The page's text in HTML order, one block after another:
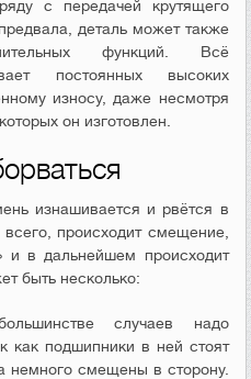
с передачей крутящего
деталь может также
функций. Всё
постоянных высоких
износу, даже несмотря
он изготовлен.
изнашивается и рвётся в
происходит смещение,
и в дальнейшем происходит
быть несколько:
случаев надо
как подшипники в ней стоят
немного смещены в сторону.